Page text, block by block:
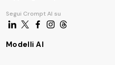
Segui Crompt AI su
Modelli AI